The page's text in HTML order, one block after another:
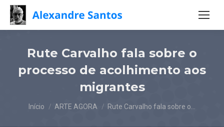
Rute Carvalho fala sobre o
processo de acolhimento aos
migrantes
Você está aqui:
Início ARTE AGORA Rute Carvalho fala sobre o…